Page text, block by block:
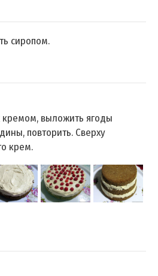
сиропом.
кремом, выложить ягоды
повторить. Сверху
крем.